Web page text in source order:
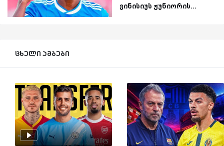
ვინისიუს ჟუნიორის...
ცხელი ამბები